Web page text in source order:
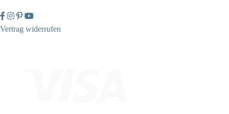
Vertrag widerrufen